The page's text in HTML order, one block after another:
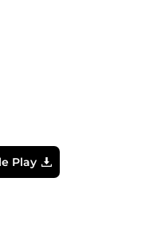
a
Un Toque
a tu
de diseño
al
de joyería
colección
Play